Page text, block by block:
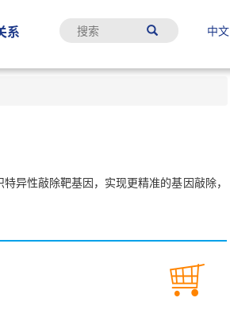
系 中文
异性敲除靶基因，实现更精准的基因敲除，